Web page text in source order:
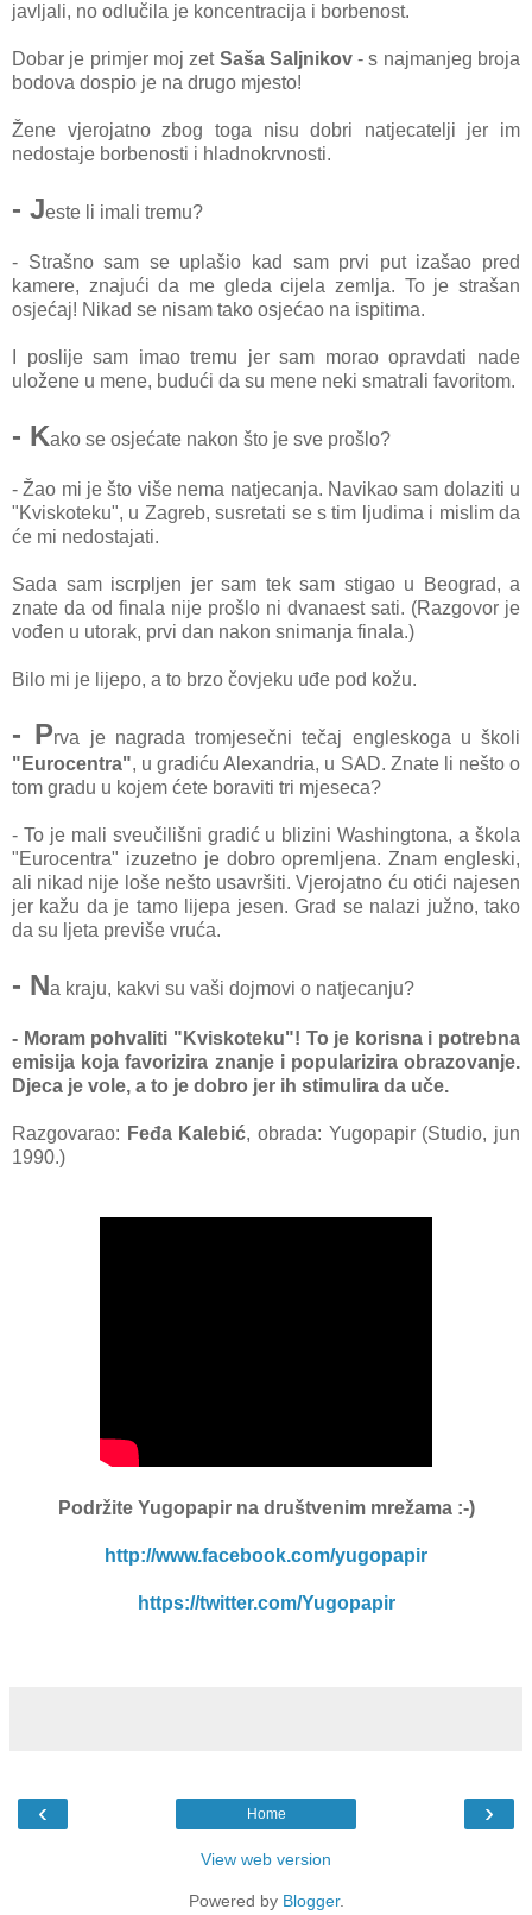
javljali, no odlučila je koncentracija i borbenost.
Dobar je primjer moj zet Saša Saljnikov- s najmanjeg broja
bodova dospio je na drugo mjesto!
Žene vjerojatno zbog toga nisu dobri natjecatelji jer im
nedostaje borbenosti i hladnokrvnosti.
- Jeste li imali tremu?
- Strašno sam se uplašio kad sam prvi put izašao pred
kamere, znajući da me gleda cijela zemlja. To je strašan
osjećaj! Nikad se nisam tako osjećao na ispitima.
I poslije sam imao tremu jer sam morao opravdati nade
uložene u mene, budući da su mene neki smatrali favoritom.
- Kako se osjećate nakon što je sve prošlo?
- Žao mi je što više nema natjecanja. Navikao sam dolaziti u
"Kviskoteku", u Zagreb, susretati se s tim ljudima i mislim da
će mi nedostajati.
Sada sam iscrpljen jer sam tek sam stigao u Beograd, a
znate da od finala nije prošlo ni dvanaest sati. (Razgovor je
vođen u utorak, prvi dan nakon snimanja finala.)
Bilo mi je lijepo, a to brzo čovjeku uđe pod kožu.
- Prva je nagrada tromjesečni tečaj engleskoga u školi
"Eurocentra", u gradiću Alexandria, u SAD. Znate li nešto o
tom gradu u kojem ćete boraviti tri mjeseca?
- To je mali sveučilišni gradić u blizini Washingtona, a škola
"Eurocentra" izuzetno je dobro opremljena. Znam engleski,
ali nikad nije loše nešto usavršiti. Vjerojatno ću otići najesen
jer kažu da je tamo lijepa jesen. Grad se nalazi južno, tako
da su ljeta previše vruća.
- Na kraju, kakvi su vaši dojmovi o natjecanju?
- Moram pohvaliti "Kviskoteku"! To je korisna i potrebna
emisija koja favorizira znanje i popularizira obrazovanje.
Djeca je vole, a to je dobro jer ih stimulira da uče.
Razgovarao: Feđa Kalebić, obrada: Yugopapir (Studio, jun
1990.)
Podržite Yugopapirna društvenim mrežama :-)
http://www.facebook.com/yugopapir
https://twitter.com/Yugopapir
‹ ›
Home
View web version
Powered by Blogger.